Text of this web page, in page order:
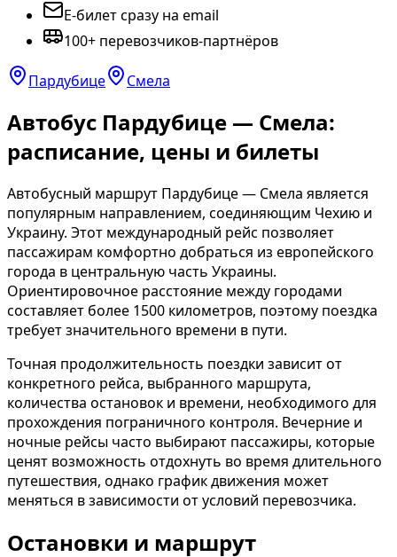
E-билет сразу на email
100+ перевозчиков-партнёров
Пардубице Смела
Автобус Пардубице — Смела:
расписание, цены и билеты
Автобусный маршрут Пардубице — Смела является
популярным направлением, соединяющим Чехию и
Украину. Этот международный рейс позволяет
пассажирам комфортно добраться из европейского
города в центральную часть Украины.
Ориентировочное расстояние между городами
составляет более 1500 километров, поэтому поездка
требует значительного времени в пути.
Точная продолжительность поездки зависит от
конкретного рейса, выбранного маршрута,
количества остановок и времени, необходимого для
прохождения пограничного контроля. Вечерние и
ночные рейсы часто выбирают пассажиры, которые
ценят возможность отдохнуть во время длительного
путешествия, однако график движения может
меняться в зависимости от условий перевозчика.
Остановки и маршрут